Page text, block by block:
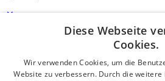
Login für Unternehmen
E-Mail*
Diese Webseite
Cookies.
Wir verwenden Cookies, um die
Website zu verbessern. Durch die